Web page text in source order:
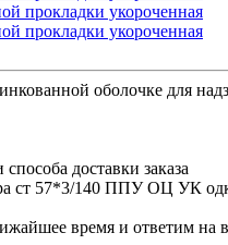
оболочке для
доставки заказа
ст 57*3/140 ППУ ОЦ УК
время и ответим на